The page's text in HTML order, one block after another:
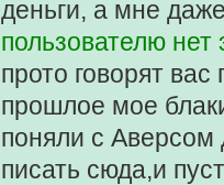
деньги, а мне
пользователю
прото говорят
прошлое мое
поняли с Аверсом
писать сюда,и